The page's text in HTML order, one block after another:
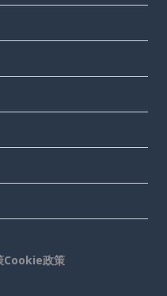
Cookie政策